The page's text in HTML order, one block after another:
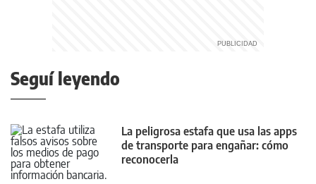
Seguí leyendo
La peligrosa estafa que usa las apps
de transporte para engañar: cómo
reconocerla